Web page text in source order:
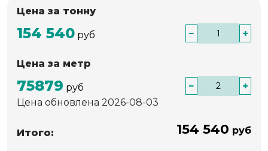
Цена за тонну
154 540 руб − +
Цена за метр
75879 руб −
+
Цена обновлена 2026-08-03
Итого: 154 540 руб